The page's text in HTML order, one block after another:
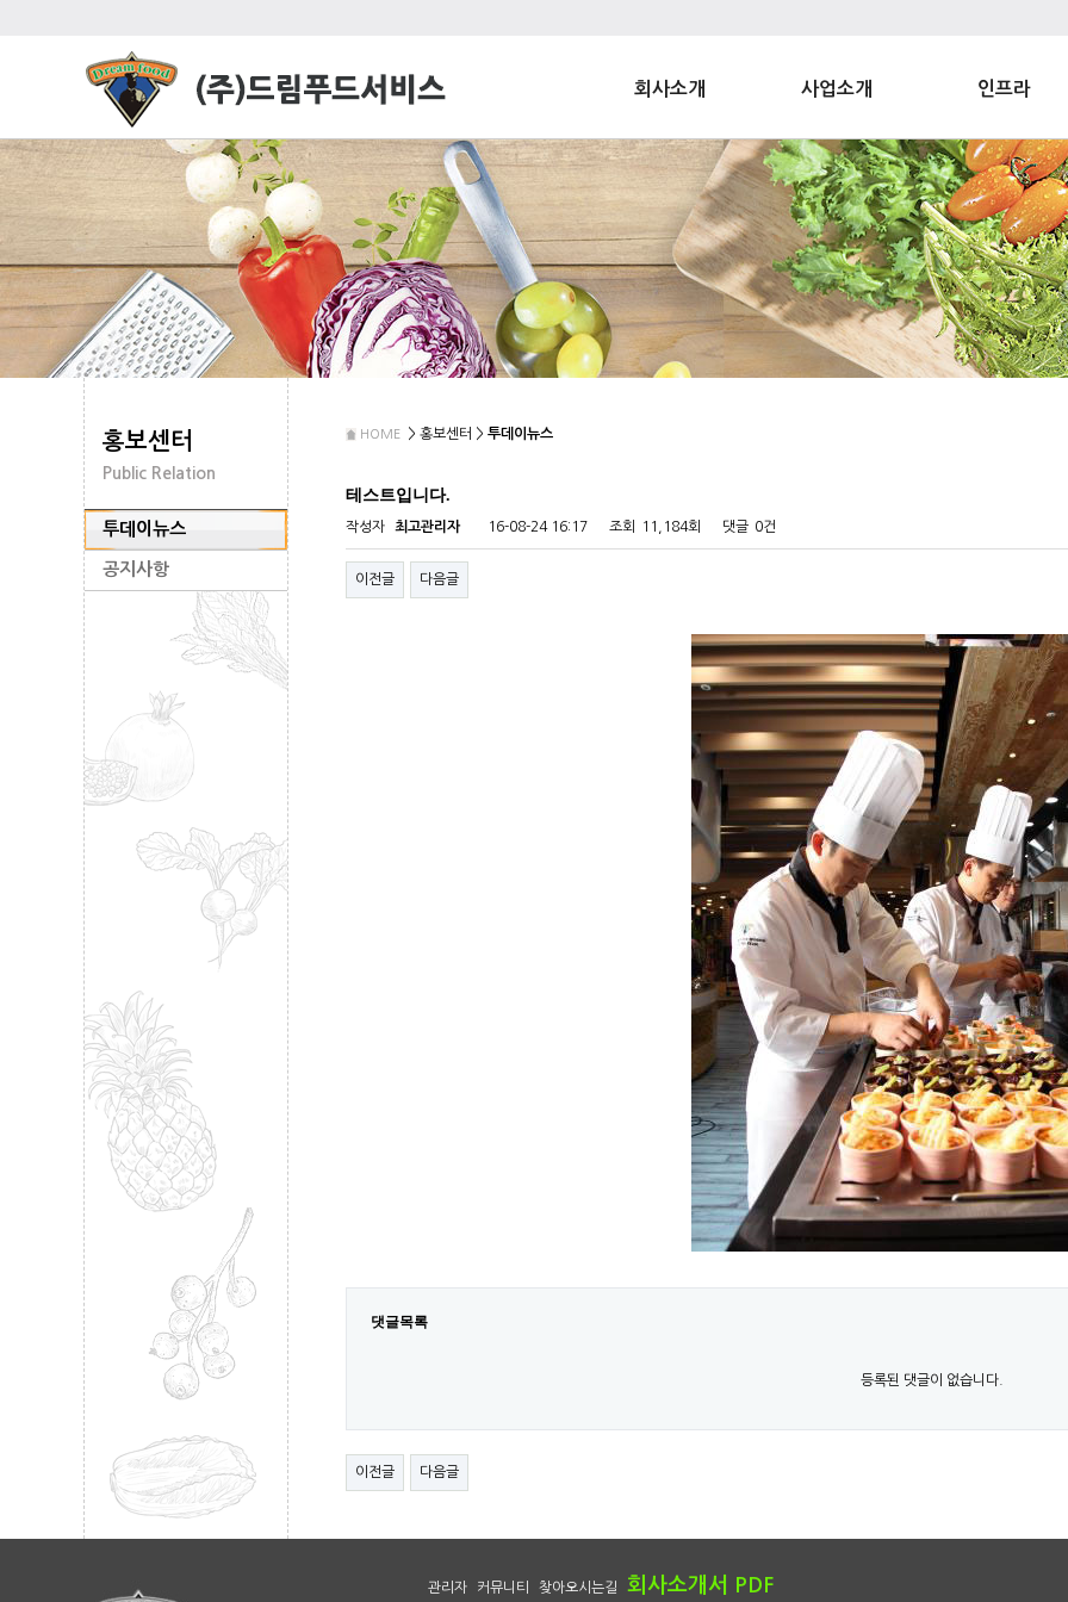
회사소개 사업소개 인프라
홍보센터
Public Relation
투데이뉴스
공지사항
HOME > 홍보센터 > 투데이뉴스
테스트입니다.
작성자 최고관리자 16-08-24 16:17 조회 11,184회 댓글 0건
이전글 다음글
댓글목록
등록된 댓글이 없습니다.
이전글 다음글
관리자 커뮤니티 찾아오시는길 회사소개서 PDF